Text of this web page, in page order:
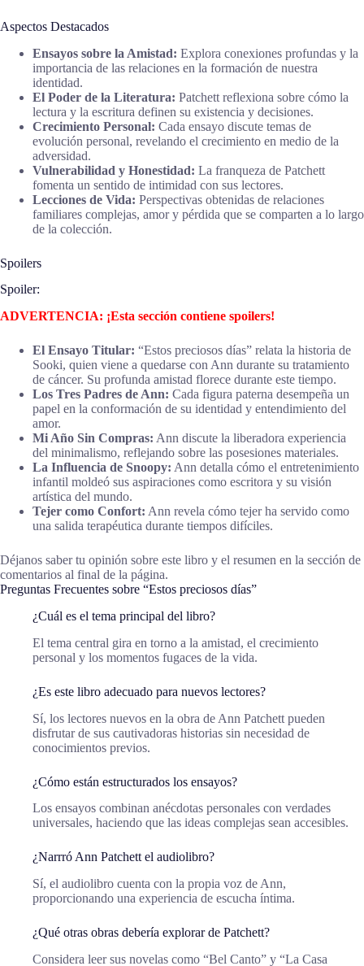
Aspectos Destacados
Ensayos sobre la Amistad: Explora conexiones profundas y la
importancia de las relaciones en la formación de nuestra
identidad.
El Poder de la Literatura: Patchett reflexiona sobre cómo la
lectura y la escritura definen su existencia y decisiones.
Crecimiento Personal: Cada ensayo discute temas de
evolución personal, revelando el crecimiento en medio de la
adversidad.
Vulnerabilidad y Honestidad: La franqueza de Patchett
fomenta un sentido de intimidad con sus lectores.
Lecciones de Vida: Perspectivas obtenidas de relaciones
familiares complejas, amor y pérdida que se comparten a lo largo
de la colección.
Spoilers
Spoiler:
ADVERTENCIA: ¡Esta sección contiene spoilers!
El Ensayo Titular: “Estos preciosos días” relata la historia de
Sooki, quien viene a quedarse con Ann durante su tratamiento
de cáncer. Su profunda amistad florece durante este tiempo.
Los Tres Padres de Ann: Cada figura paterna desempeña un
papel en la conformación de su identidad y entendimiento del
amor.
Mi Año Sin Compras: Ann discute la liberadora experiencia
del minimalismo, reflejando sobre las posesiones materiales.
La Influencia de Snoopy: Ann detalla cómo el entretenimiento
infantil moldeó sus aspiraciones como escritora y su visión
artística del mundo.
Tejer como Confort: Ann revela cómo tejer ha servido como
una salida terapéutica durante tiempos difíciles.
Déjanos saber tu opinión sobre este libro y el resumen en la sección de
comentarios al final de la página.
Preguntas Frecuentes sobre “Estos preciosos días”
¿Cuál es el tema principal del libro?
El tema central gira en torno a la amistad, el crecimiento
personal y los momentos fugaces de la vida.
¿Es este libro adecuado para nuevos lectores?
Sí, los lectores nuevos en la obra de Ann Patchett pueden
disfrutar de sus cautivadoras historias sin necesidad de
conocimientos previos.
¿Cómo están estructurados los ensayos?
Los ensayos combinan anécdotas personales con verdades
universales, haciendo que las ideas complejas sean accesibles.
¿Narrró Ann Patchett el audiolibro?
Sí, el audiolibro cuenta con la propia voz de Ann,
proporcionando una experiencia de escucha íntima.
¿Qué otras obras debería explorar de Patchett?
Considera leer sus novelas como “Bel Canto” y “La Casa